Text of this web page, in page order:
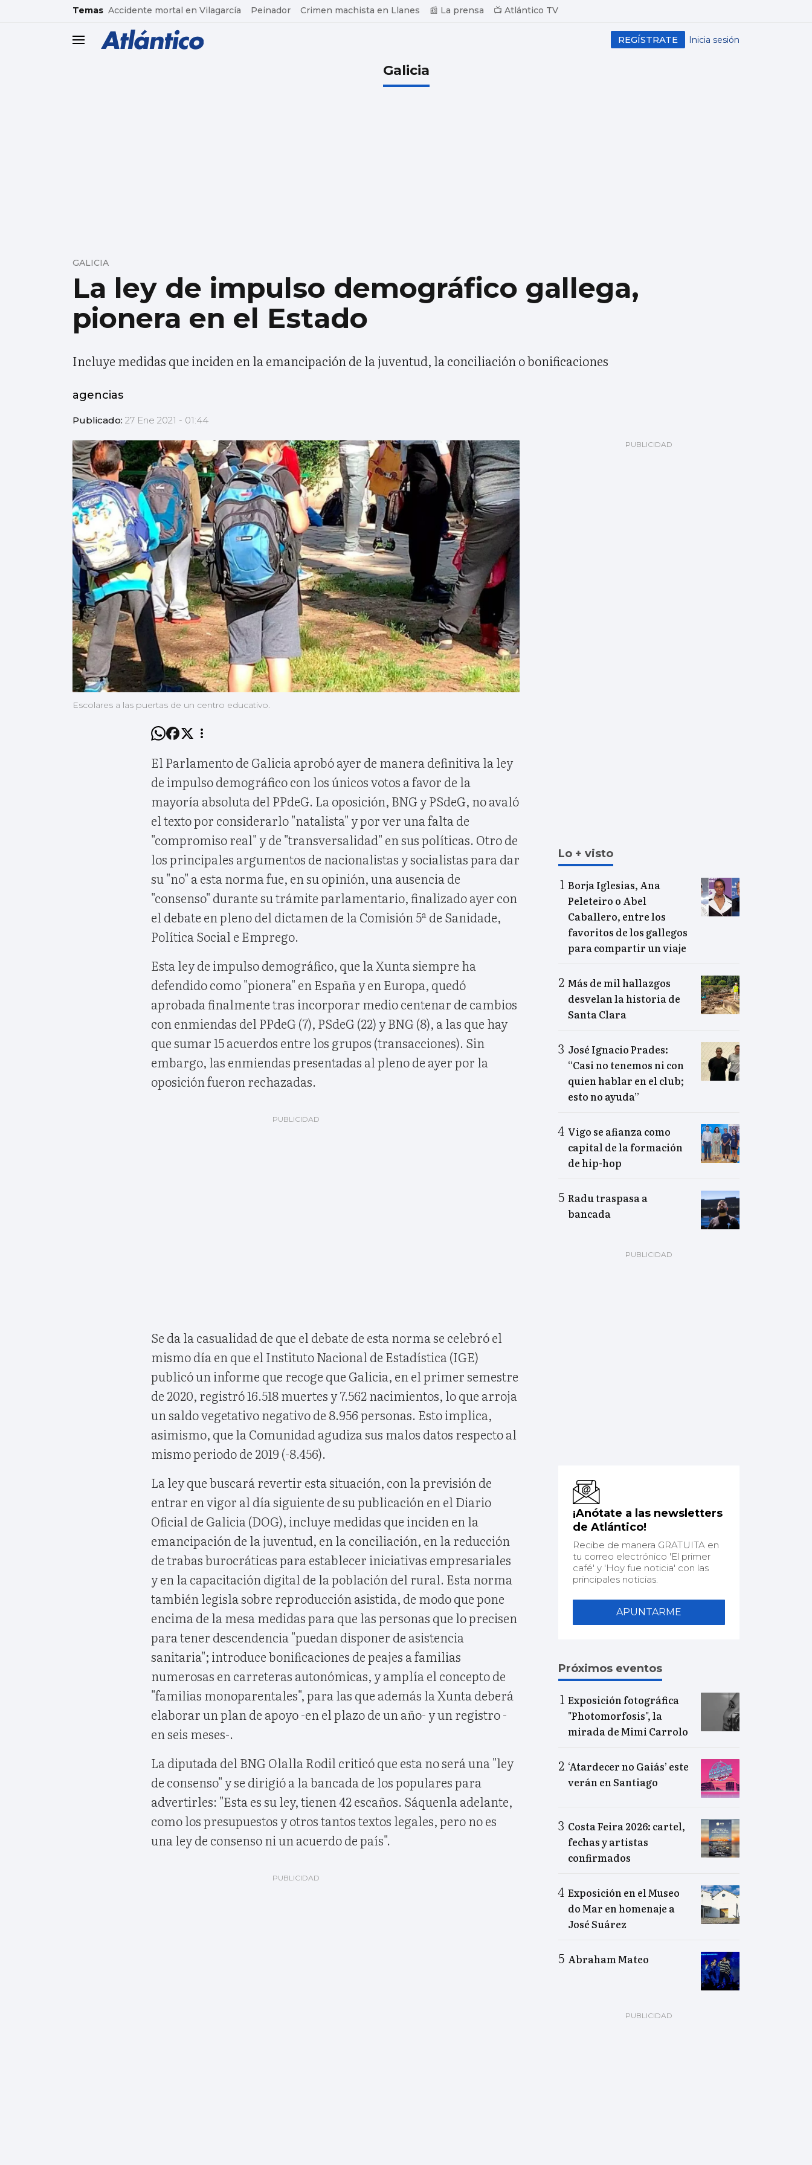
common.go-to-content
Temas Accidente mortal en Vilagarcía Peinador Crimen machista en Llanes 📰 La prensa 📺 Atlántico TV
header.menu.open Inicia sesión
REGÍSTRATE
Galicia
La ley de impulso demográfico gallega,
pionera en el Estado
GALICIA
Incluye medidas que inciden en la emancipación de la juventud, la conciliación o bonificaciones
agencias
Publicado: 27 Ene 2021 - 01:44
Escolares a las puertas de un centro educativo.
El Parlamento de Galicia aprobó ayer de manera definitiva la ley
de impulso demográfico con los únicos votos a favor de la
mayoría absoluta del PPdeG. La oposición, BNG y PSdeG, no avaló
el texto por considerarlo "natalista" y por ver una falta de
"compromiso real" y de "transversalidad" en sus políticas. Otro de
los principales argumentos de nacionalistas y socialistas para dar
su "no" a esta norma fue, en su opinión, una ausencia de
"consenso" durante su trámite parlamentario, finalizado ayer con
el debate en pleno del dictamen de la Comisión 5ª de Sanidade,
Política Social e Emprego.
Esta ley de impulso demográfico, que la Xunta siempre ha
defendido como "pionera" en España y en Europa, quedó
aprobada finalmente tras incorporar medio centenar de cambios
con enmiendas del PPdeG (7), PSdeG (22) y BNG (8), a las que hay
que sumar 15 acuerdos entre los grupos (transacciones). Sin
embargo, las enmiendas presentadas al pleno de ayer por la
oposición fueron rechazadas.
Se da la casualidad de que el debate de esta norma se celebró el
mismo día en que el Instituto Nacional de Estadística (IGE)
publicó un informe que recoge que Galicia, en el primer semestre
de 2020, registró 16.518 muertes y 7.562 nacimientos, lo que arroja
un saldo vegetativo negativo de 8.956 personas. Esto implica,
asimismo, que la Comunidad agudiza sus malos datos respecto al
mismo periodo de 2019 (-8.456).
La ley que buscará revertir esta situación, con la previsión de
entrar en vigor al día siguiente de su publicación en el Diario
Oficial de Galicia (DOG), incluye medidas que inciden en la
emancipación de la juventud, en la conciliación, en la reducción
de trabas burocráticas para establecer iniciativas empresariales
y en la capacitación digital de la población del rural. Esta norma
también legisla sobre reproducción asistida, de modo que pone
encima de la mesa medidas para que las personas que lo precisen
para tener descendencia "puedan disponer de asistencia
sanitaria"; introduce bonificaciones de peajes a familias
numerosas en carreteras autonómicas, y amplía el concepto de
"familias monoparentales", para las que además la Xunta deberá
elaborar un plan de apoyo -en el plazo de un año- y un registro -
en seis meses-.
La diputada del BNG Olalla Rodil criticó que esta no será una "ley
de consenso" y se dirigió a la bancada de los populares para
advertirles: "Esta es su ley, tienen 42 escaños. Sáquenla adelante,
como los presupuestos y otros tantos textos legales, pero no es
una ley de consenso ni un acuerdo de país".
Lo + visto
Borja Iglesias, Ana
Peleteiro o Abel
Caballero, entre los
favoritos de los gallegos
para compartir un viaje
Más de mil hallazgos
desvelan la historia de
Santa Clara
José Ignacio Prades:
“Casi no tenemos ni con
quien hablar en el club;
esto no ayuda”
Vigo se afianza como
capital de la formación
de hip-hop
Radu traspasa a
bancada
¡Anótate a las newsletters
de Atlántico!
Recibe de manera GRATUITA en
tu correo electrónico 'El primer
café' y 'Hoy fue noticia' con las
principales noticias.
APUNTARME
Próximos eventos
Exposición fotográfica
"Photomorfosis", la
mirada de Mimi Carrolo
‘Atardecer no Gaiás’ este
verán en Santiago
Costa Feira 2026: cartel,
fechas y artistas
confirmados
Exposición en el Museo
do Mar en homenaje a
José Suárez
Abraham Mateo